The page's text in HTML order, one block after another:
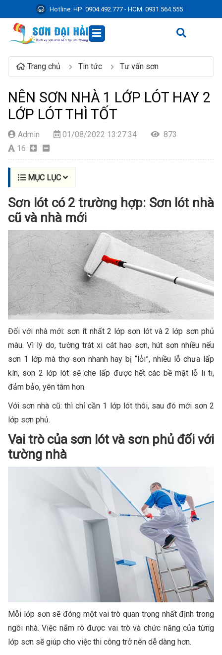
Hotline: HP: 0904.492.777 - HCM: 0931.564.555
Trang chủ Tin tức Tư vấn sơn
NÊN SƠN NHÀ 1 LỚP LÓT HAY 2
LỚP LÓT THÌ TỐT
Admin 01/08/2022 13:27:34
873
16
MỤC LỤC
Sơn lót có 2 trường hợp: Sơn lót nhà
cũ và nhà mới
Đối với nhà mới: sơn ít nhất 2 lớp sơn lót và 2 lớp sơn phủ
màu. Vì lý do, tường trát xi cát hao sơn, hút sơn nhiều nếu
sơn 1 lớp mà thợ sơn nhanh hay bị “lỏi”, nhiều lỗ chưa lấp
kín, sơn 2 lớp lót sẽ che lấp được hết các bề mặt lỗ li ti,
đảm bảo, yên tâm hơn.
Với sơn nhà cũ: thì chỉ cần 1 lớp lót thôi, sau đó mới sơn 2
lớp sơn phủ.
Vai trò của sơn lót và sơn phủ đối với
tường nhà
Mỗi lớp sơn sẽ đóng một vai trò quan trọng nhất định trong
ngôi nhà. Việc nắm rõ được vai trò và chức năng của từng
lớp sơn sẽ giúp cho việc thi công trở nên dễ dàng hơn.